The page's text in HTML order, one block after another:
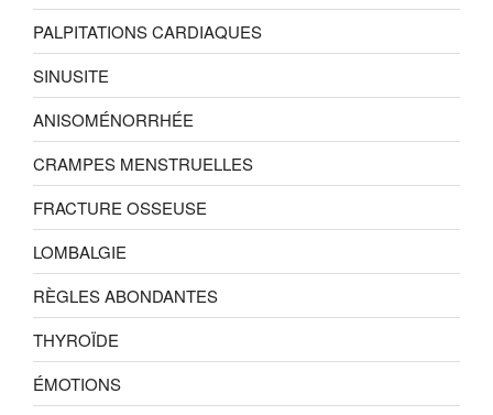
PALPITATIONS CARDIAQUES
SINUSITE
ANISOMÉNORRHÉE
CRAMPES MENSTRUELLES
FRACTURE OSSEUSE
LOMBALGIE
RÈGLES ABONDANTES
THYROÏDE
ÉMOTIONS